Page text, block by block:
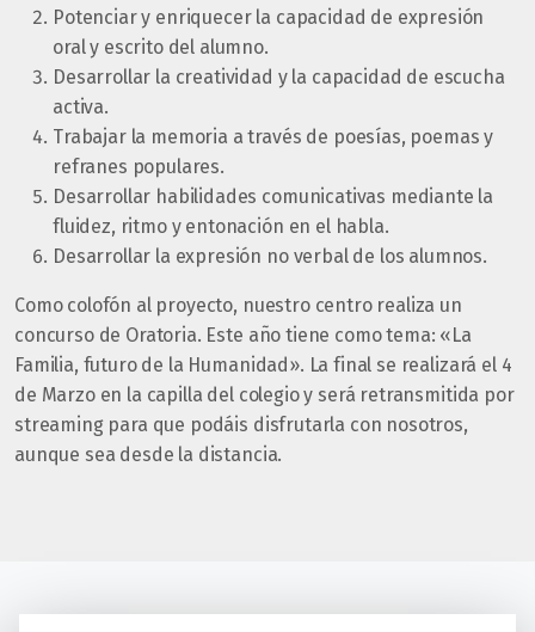
Potenciar y enriquecer la capacidad de expresión
oral y escrito del alumno.
Desarrollar la creatividad y la capacidad de escucha
activa.
Trabajar la memoria a través de poesías, poemas y
refranes populares.
Desarrollar habilidades comunicativas mediante la
fluidez, ritmo y entonación en el habla.
Desarrollar la expresión no verbal de los alumnos.
Como colofón al proyecto, nuestro centro realiza un
concurso de Oratoria. Este año tiene como tema: «La
Familia, futuro de la Humanidad». La final se realizará el 4
de Marzo en la capilla del colegio y será retransmitida por
streaming para que podáis disfrutarla con nosotros,
aunque sea desde la distancia.